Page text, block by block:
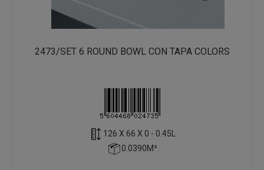
2473/SET 6 ROUND BOWL CON TAPA COLORS
126 X 66 X 0 - 0.45L
0.0390M³